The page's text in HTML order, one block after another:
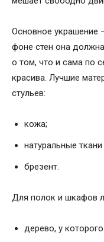
Основное украшение
фоне стен она
о том, что и сама по
красива. Лучшие
стульев:
кожа;
натуральные
брезент.
Для полок и шкафов
дерево, у